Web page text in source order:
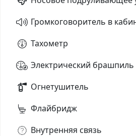
Громкоговоритель в
Тахометр
Электрический брашпиль
Огнетушитель
Флайбридж
Внутренняя связь